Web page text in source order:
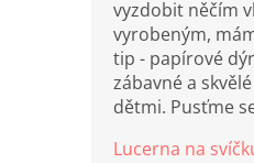
vyzdobit něčím
vyrobeným,
tip - papírové
zábavné a
dětmi. Pusťme
Lucerna na